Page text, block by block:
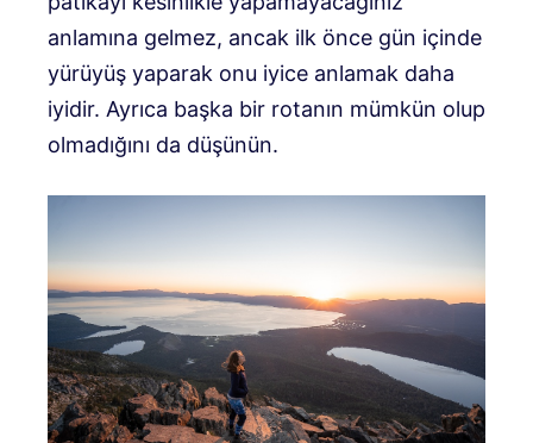
anlamına gelmez, ancak ilk önce gün içinde
yürüyüş yaparak onu iyice anlamak daha
iyidir. Ayrıca başka bir rotanın mümkün olup
olmadığını da düşünün.